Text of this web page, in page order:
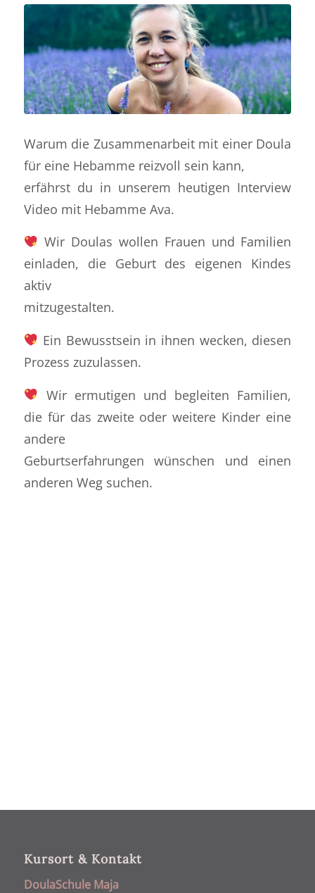
Warum die Zusammenarbeit mit einer Doula
für eine Hebamme reizvoll sein kann,
erfährst du in unserem heutigen Interview
Video mit Hebamme Ava.
Wir Doulas wollen Frauen und Familien
einladen, die Geburt des eigenen Kindes
aktiv
mitzugestalten.
Ein Bewusstsein in ihnen wecken, diesen
Prozess zuzulassen.
Wir ermutigen und begleiten Familien,
die für das zweite oder weitere Kinder eine
andere
Geburtserfahrungen wünschen und einen
anderen Weg suchen.
Kursort & Kontakt
DoulaSchule Maja